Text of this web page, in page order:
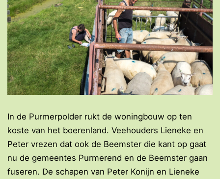
In de Purmerpolder rukt de woningbouw op ten
koste van het boerenland. Veehouders Lieneke en
Peter vrezen dat ook de Beemster die kant op gaat
nu de gemeentes Purmerend en de Beemster gaan
fuseren. De schapen van Peter Konijn en Lieneke